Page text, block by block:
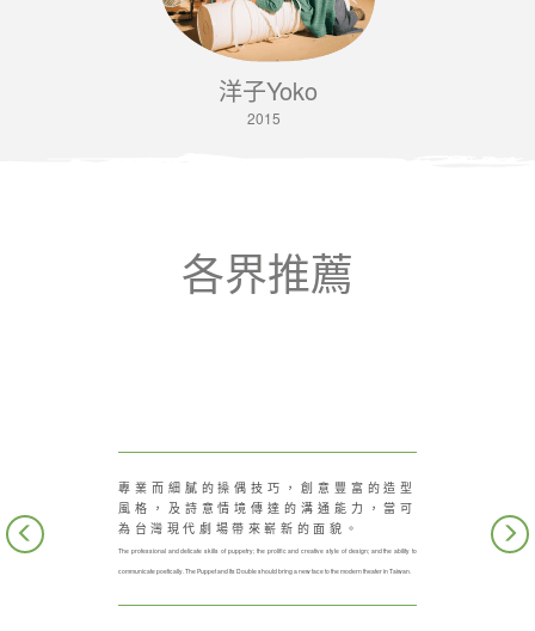
洋子Yoko
2015
各界推薦
專業而細膩的操偶技巧，創意豐富的造型
風格，及詩意情境傳達的溝通能力，當可
為台灣現代劇場帶來嶄新的面貌。
The professional and delicate skills of puppetry; the prolific and creative style of design; and the ability to
communicate poetically. The Puppet and Its Double should bring a new face to the modern theater in Taiwan.
Previous